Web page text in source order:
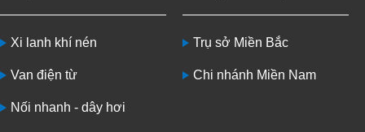
Xi lanh khí nén
Van điện từ
Nối nhanh - dây hơi
Trụ sở Miền Bắc
Chi nhánh Miền Nam